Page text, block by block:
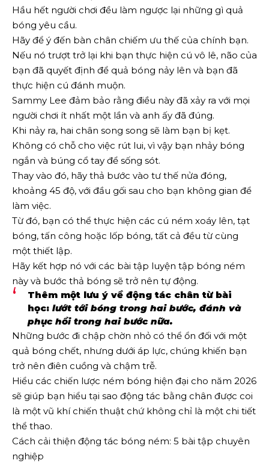
Hầu hết người chơi đều làm ngược lại những gì quả
bóng yêu cầu.
Hãy để ý đến bàn chân chiếm ưu thế của chính bạn.
Nếu nó trượt trở lại khi bạn thực hiện cú vô lê, não của
bạn đã quyết định để quả bóng nảy lên và bạn đã
thực hiện cú đánh muộn.
Sammy Lee đảm bảo rằng điều này đã xảy ra với mọi
người chơi ít nhất một lần và anh ấy đã đúng.
Khi nảy ra, hai chân song song sẽ làm bạn bị kẹt.
Không có chỗ cho việc rút lui, vì vậy bạn nhảy bóng
ngắn và búng cổ tay để sống sót.
Thay vào đó, hãy thả bước vào tư thế nửa đóng,
khoảng 45 độ, với đầu gối sau cho bạn không gian để
làm việc.
Từ đó, bạn có thể thực hiện các cú ném xoáy lên, tạt
bóng, tấn công hoặc lốp bóng, tất cả đều từ cùng
một thiết lập.
Hãy kết hợp nó với các bài tập luyện tập bóng ném
này và bước thả bóng sẽ trở nên tự động.
Thêm một lưu ý về động tác chân từ bài
học: lướt tới bóng trong hai bước, đánh và
phục hồi trong hai bước nữa.
Những bước đi chập chờn nhỏ có thể ổn đối với một
quả bóng chết, nhưng dưới áp lực, chúng khiến bạn
trở nên điên cuồng và chậm trễ.
Hiểu các chiến lược ném bóng hiện đại cho năm 2026
sẽ giúp bạn hiểu tại sao động tác bằng chân được coi
là một vũ khí chiến thuật chứ không chỉ là một chi tiết
thể thao.
Cách cải thiện động tác bóng ném: 5 bài tập chuyên
nghiệp